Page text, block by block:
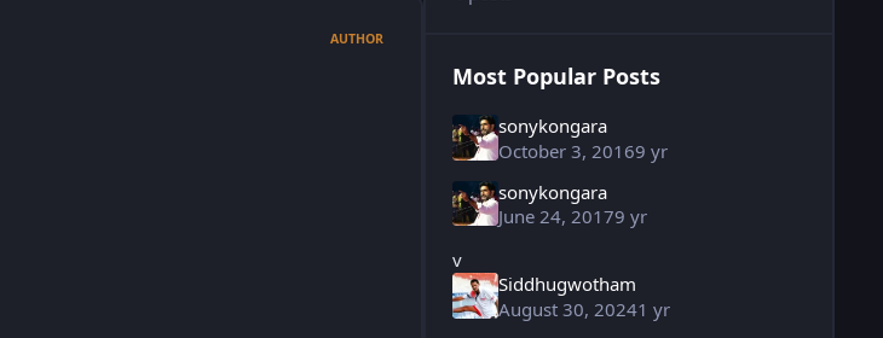
AUTHOR
Most Popular Posts
sonykongara
October 3, 20169 yr
sonykongara
June 24, 20179 yr
v
Siddhugwotham
August 30, 20241 yr